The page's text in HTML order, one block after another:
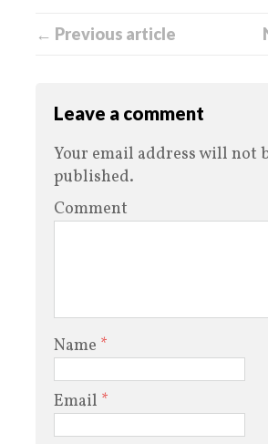
← Previous article
Leave a comment
Your email address will not
published.
Comment
Name *
Email *